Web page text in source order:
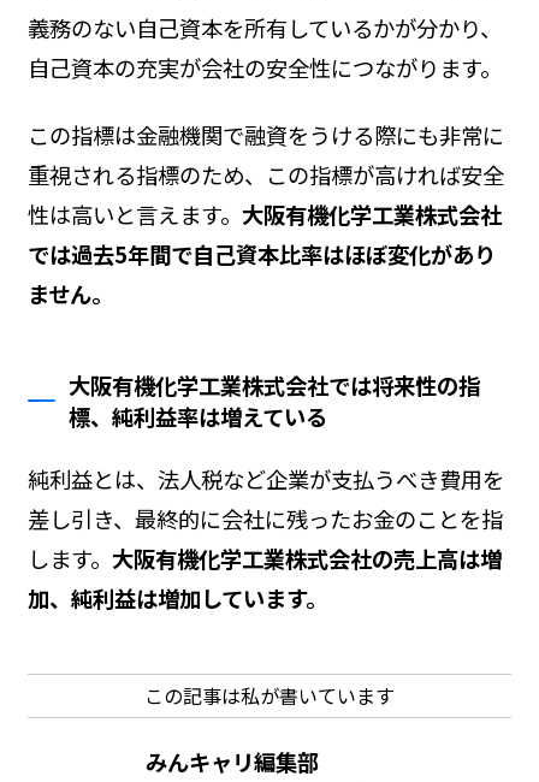
義務のない自己資本を所有しているかが分かり、
自己資本の充実が会社の安全性につながります。
この指標は金融機関で融資をうける際にも非常に
重視される指標のため、この指標が高ければ安全
性は高いと言えます。 大阪有機化学工業株式会社
では過去5年間で自己資本比率はほぼ変化があり
ません。
大阪有機化学工業株式会社では将来性の指
標、純利益率は増えている
純利益とは、法人税など企業が支払うべき費用を
差し引き、最終的に会社に残ったお金のことを指
します。 大阪有機化学工業株式会社の売上高は増
加、純利益は増加しています。
この記事は私が書いています
みんキャリ編集部